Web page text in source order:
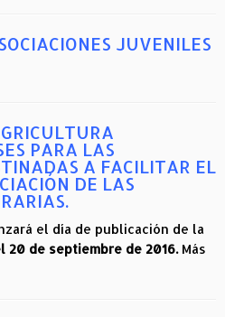
JUVENILES
PARA LAS
A FACILITAR EL
DE LAS
el día de publicación de la
20 de septiembre de 2016. Más